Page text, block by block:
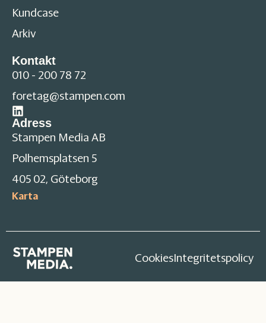
Kundcase
Arkiv
Kontakt
010 - 200 78 72
foretag@stampen.com
Adress
Stampen Media AB
Polhemsplatsen 5
405 02, Göteborg
Karta
CookiesIntegritetspolicy